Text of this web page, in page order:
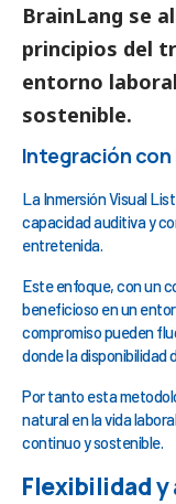
BrainLang se
principios del
entorno
sostenible.
Integración con
La Inmersión Visual
capacidad auditiva y
entretenida.
Este enfoque, con un
beneficioso en un
compromiso pueden
donde la disponibilidad
Por tanto esta
natural en la vida
continuo y sostenible.
Flexibilidad